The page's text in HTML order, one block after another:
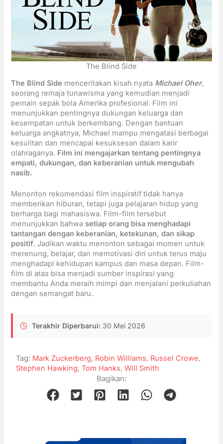
The Blind Side
The Blind Side menceritakan kisah nyata Michael Oher,
seorang remaja tunawisma yang kemudian menjadi
pemain sepak bola Amerika profesional. Film ini
menunjukkan pentingnya dukungan keluarga dan
kesempatan untuk berkembang. Dengan bantuan
keluarga angkatnya, Michael mampu mengatasi berbagai
kesulitan dan mencapai kesuksesan dalam karir
olahraganya. Film ini mengajarkan tentang pentingnya
empati, dukungan, dan keberanian untuk mengubah
nasib.
Menonton rekomendasi film inspiratif tidak hanya
memberikan hiburan, tetapi juga pelajaran hidup yang
berharga bagi mahasiswa. Film-film tersebut
menunjukkan bahwa setiap orang bisa menghadapi
tantangan dengan keberanian, ketekunan, dan sikap
positif. Jadikan waktu menonton sebagai momen untuk
merenung, belajar, dan memotivasi diri untuk terus maju
menghadapi kehidupan kampus dan masa depan. Film-
film di atas bisa menjadi sumber inspirasi yang
membantu Anda meraih mimpi dan menjalani perkuliahan
dengan semangat baru.
Terakhir Diperbarui: 30 Mei 2026
Tag: Mark Zuckerberg, Robin Williams, Russel Crowe,
Stephen Hawking,Tom Hanks,Will Smith
Bagikan: